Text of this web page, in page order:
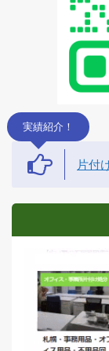
実績紹介！
片付